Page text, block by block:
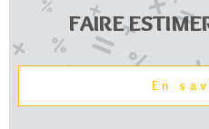
FAIRE
En